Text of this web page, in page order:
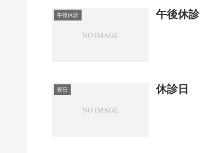
午後休診 午後休診
祝日 休診日